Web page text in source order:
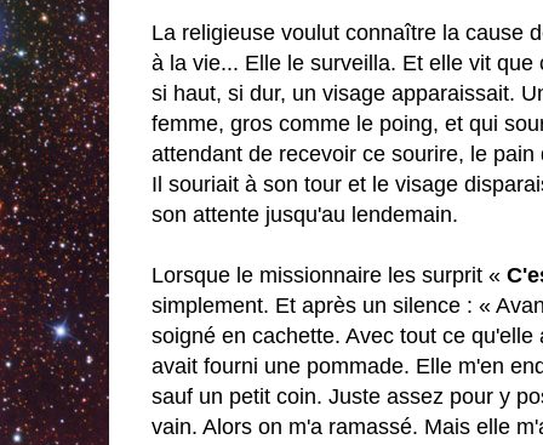
La religieuse voulut connaître la cause
à la vie... Elle le surveilla. Et elle vit
si haut, si dur, un visage apparaissait.
femme, gros comme le poing, et qui
attendant de recevoir ce sourire, le
Il souriait à son tour et le visage
son attente jusqu'au lendemain.
Lorsque le missionnaire les surprit «
simplement. Et après un silence : «
soigné en cachette. Avec tout ce
avait fourni une pommade. Elle m'en
sauf un petit coin. Juste assez pour y
vain. Alors on m'a ramassé. Mais elle